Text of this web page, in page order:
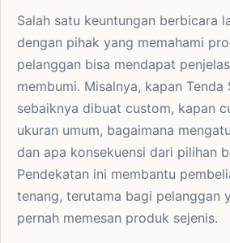
Salah satu keuntungan berbicara
dengan pihak yang memahami
pelanggan bisa mendapat
membumi. Misalnya, kapan Tenda
sebaiknya dibuat custom, kapan
ukuran umum, bagaimana
dan apa konsekuensi dari pilihan
Pendekatan ini membantu
tenang, terutama bagi pelanggan
pernah memesan produk sejenis.